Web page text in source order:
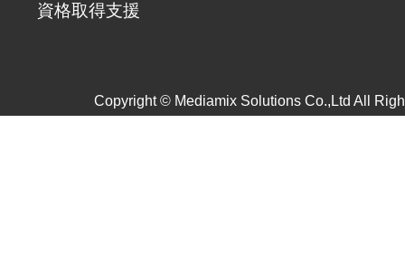
資格取得支援
Copyright © Mediamix Solutions Co.,Ltd All